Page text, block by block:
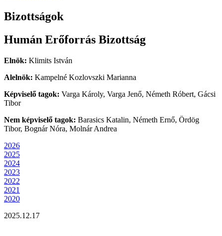
Bizottságok
Humán Erőforrás Bizottság
Elnök: Klimits István
Alelnök: Kampelné Kozlovszki Marianna
Képviselő tagok: Varga Károly, Varga Jenő, Németh Róbert, Gácsi
Tibor
Nem képviselő tagok: Barasics Katalin, Németh Ernő, Ördög
Tibor, Bognár Nóra, Molnár Andrea
2026
2025
2024
2023
2022
2021
2020
2025.12.17